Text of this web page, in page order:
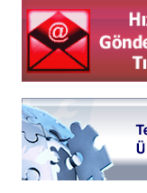
Yeni